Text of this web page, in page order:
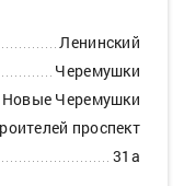
Ленинский
Черемушки
Черемушки
проспект
31а